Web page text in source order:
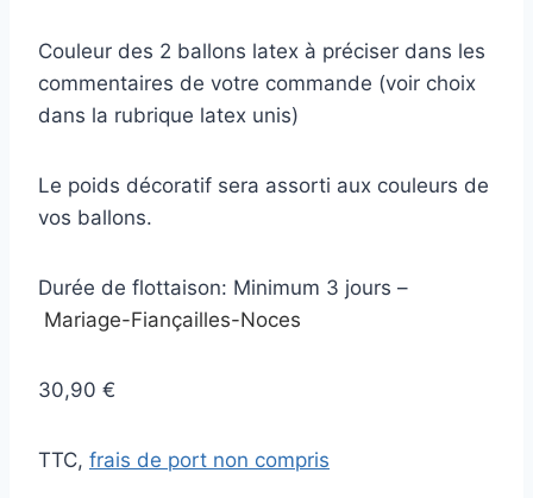
Couleur des 2 ballons latex à préciser dans les
commentaires de votre commande (voir choix
dans la rubrique latex unis)
Le poids décoratif sera assorti aux couleurs de
vos ballons.
Durée de flottaison: Minimum 3 jours –
Mariage-Fiançailles-Noces
30,90 €
TTC, frais de port non compris